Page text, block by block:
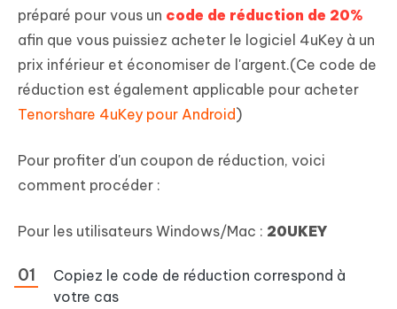
préparé pour vous un code de réduction de 20%
afin que vous puissiez acheter le logiciel 4uKey à un
prix inférieur et économiser de l'argent.(Ce code de
réduction est également applicable pour acheter
Tenorshare 4uKey pour Android)
Pour profiter d'un coupon de réduction, voici
comment procéder :
Pour les utilisateurs Windows/Mac : 20UKEY
Copiez le code de réduction correspond à
votre cas